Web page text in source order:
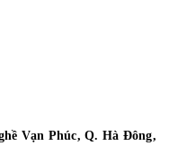
Vạn Phúc, Q. Hà Đông,